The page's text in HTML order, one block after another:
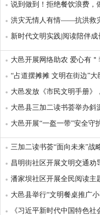
说到做到！拒绝餐饮浪费，
洪灾无情人有情——抗洪救
新时代文明实践|阅读陪伴
大邑开展网络助农 爱心有
“占道摆摊摊 文明在街边”
大邑发放《市民文明手册》
大邑县三加二读书荟举办斜
大邑开展“一盔一带”安全守
三加二读书荟“面向未来”战
昌明街社区开展文明交通劝
潘家坝社区开展全民阅读主
大邑县举行“文明餐桌推广
《习近平新时代中国特色社